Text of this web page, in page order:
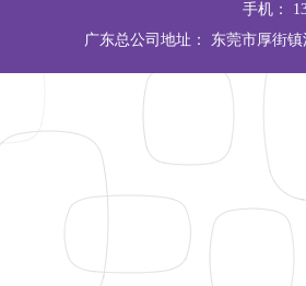
手机：
广东总公司地址： 东莞市厚街